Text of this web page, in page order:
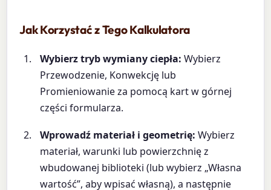
Jak Korzystać z Tego Kalkulatora
Wybierz tryb wymiany ciepła: Wybierz
Przewodzenie, Konwekcję lub
Promieniowanie za pomocą kart w górnej
części formularza.
Wprowadź materiał i geometrię: Wybierz
materiał, warunki lub powierzchnię z
wbudowanej biblioteki (lub wybierz „Własna
wartość”, aby wpisać własną), a następnie